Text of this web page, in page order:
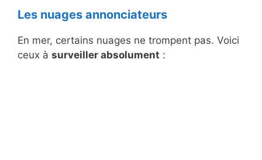
Les nuages annonciateurs
En mer, certains nuages ne trompent pas. Voici
ceux à surveiller absolument :